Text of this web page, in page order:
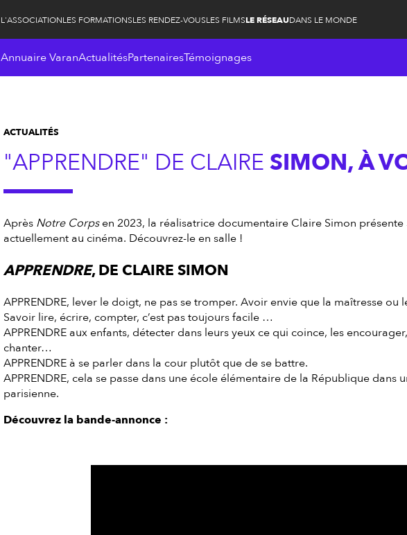
L'ASSOCIATIONLES FORMATIONSLES RENDEZ-VOUSLES FILMSLE RÉSEAUDANS LE MONDE
Annuaire VaranActualitésPartenairesTémoignages
ACTUALITÉS
"APPRENDRE" DE CLAIRE SIMON, À
Après Notre Corpsen 2023, la réalisatrice documentaire Claire Simon
actuellement au cinéma. Découvrez-le en salle !
APPRENDRE, DE CLAIRE SIMON
APPRENDRE, lever le doigt, ne pas se tromper. Avoir envie que la maîtresse ou
Savoir lire, écrire, compter, c’est pas toujours facile …
APPRENDRE aux enfants, détecter dans leurs yeux ce qui coince, les
chanter…
APPRENDRE à se parler dans la cour plutôt que de se battre.
APPRENDRE, cela se passe dans une école élémentaire de la République dans
parisienne.
Découvrez la bande-annonce :